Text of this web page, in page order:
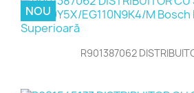
R901387062
NOU